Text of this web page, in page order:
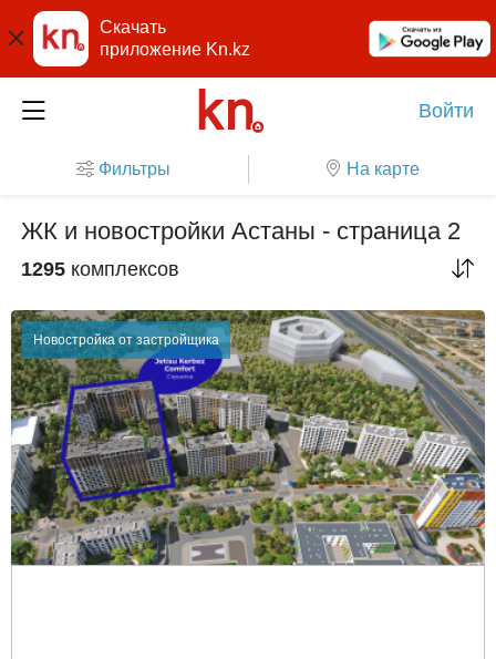
Скачать
приложение Kn.kz
Войти
Фильтры На карте
ЖК и новостройки Астаны - страница 2
1295 комплексов
Новостройка от застройщика